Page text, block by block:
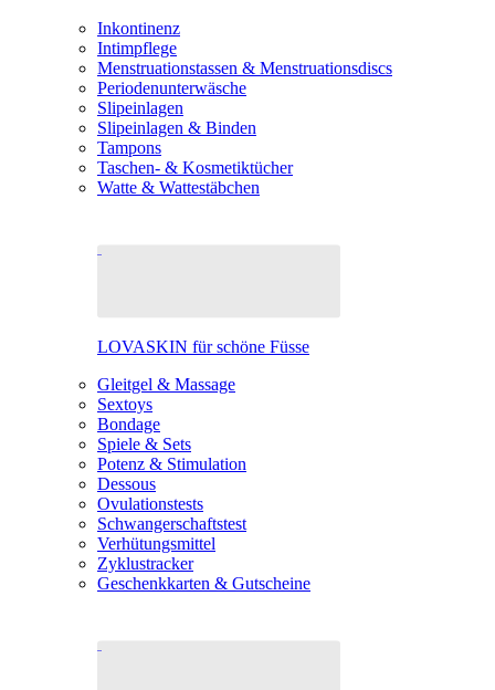
Inkontinenz
Intimpflege
Menstruationstassen & Menstruationsdiscs
Periodenunterwäsche
Slipeinlagen
Slipeinlagen & Binden
Tampons
Taschen- & Kosmetiktücher
Watte & Wattestäbchen
LOVASKIN für schöne Füsse
Gleitgel & Massage
Sextoys
Bondage
Spiele & Sets
Potenz & Stimulation
Dessous
Ovulationstests
Schwangerschaftstest
Verhütungsmittel
Zyklustracker
Geschenkkarten & Gutscheine